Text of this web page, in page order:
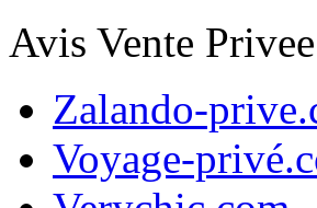
Avis Vente Privee
Zalando-
Voyage-